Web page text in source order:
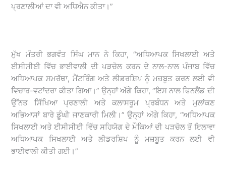
ਪ੍ਰਣਾਲੀਆਂ ਦਾ ਵੀ ਅਧਿਐਨ ਕੀਤਾ।”
ਮੁੱਖ ਮੰਤਰੀ ਭਗਵੰਤ ਸਿੰਘ ਮਾਨ ਨੇ ਕਿਹਾ, “ਅਧਿਆਪਕ ਸਿਖਲਾਈ ਅਤੇ
ਈਸੀਸੀਈ ਵਿੱਚ ਭਾਈਵਾਲੀ ਦੀ ਪੜਚੋਲ ਕਰਨ ਦੇ ਨਾਲ-ਨਾਲ ਪੰਜਾਬ ਵਿੱਚ
ਅਧਿਆਪਕ ਸਮਰੱਥਾ, ਮੈਂਟਰਿੰਗ ਅਤੇ ਲੀਡਰਸ਼ਿਪ ਨੂੰ ਮਜ਼ਬੂਤ ਕਰਨ ਲਈ ਵੀ
ਵਿਚਾਰ-ਵਟਾਂਦਰਾ ਕੀਤਾ ਗਿਆ।” ਉਨ੍ਹਾਂ ਅੱਗੇ ਕਿਹਾ, “ਇਸ ਨਾਲ ਫਿਨਲੈਂਡ ਦੀ
ਉੱਨਤ ਸਿੱਖਿਆ ਪ੍ਰਣਾਲੀ ਅਤੇ ਕਲਾਸਰੂਮ ਪ੍ਰਬੰਧਨ ਅਤੇ ਮੁਲਾਂਕਣ
ਅਭਿਆਸਾਂ ਬਾਰੇ ਡੂੰਘੀ ਜਾਣਕਾਰੀ ਮਿਲੀ।” ਉਨ੍ਹਾਂ ਅੱਗੇ ਕਿਹਾ, “ਅਧਿਆਪਕ
ਸਿਖਲਾਈ ਅਤੇ ਈਸੀਸੀਈ ਵਿੱਚ ਸਹਿਯੋਗ ਦੇ ਮੌਕਿਆਂ ਦੀ ਪੜਚੋਲ ਤੋਂ ਇਲਾਵਾ
ਅਧਿਆਪਕ ਸਿਖਲਾਈ ਅਤੇ ਲੀਡਰਸ਼ਿਪ ਨੂੰ ਮਜ਼ਬੂਤ ਕਰਨ ਲਈ ਵੀ
ਭਾਈਵਾਲੀ ਕੀਤੀ ਗਈ।”